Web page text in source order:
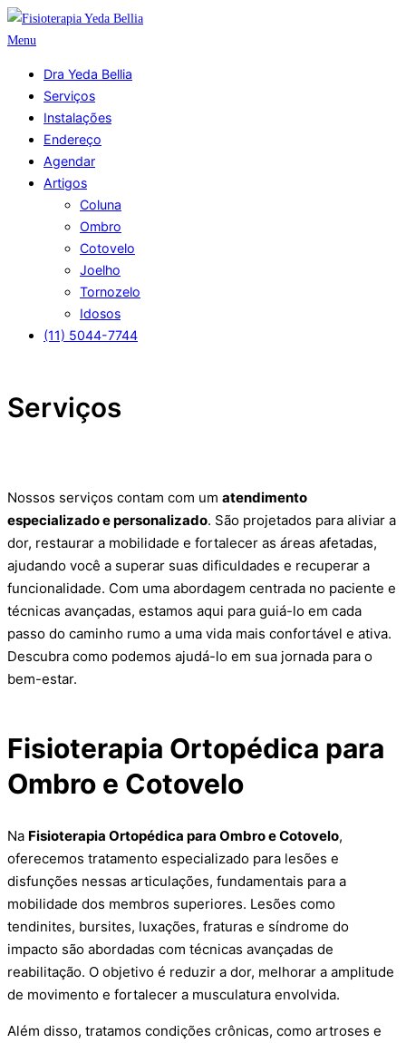
Pular
para
conteúdo
Menu
Dra Yeda Bellia
Serviços
Instalações
Endereço
Agendar
Artigos
Coluna
Ombro
Cotovelo
Joelho
Tornozelo
Idosos
(11) 5044-7744
Serviços
Nossos serviços contam com um atendimento
especializado e personalizado. São projetados para aliviar a
dor, restaurar a mobilidade e fortalecer as áreas afetadas,
ajudando você a superar suas dificuldades e recuperar a
funcionalidade. Com uma abordagem centrada no paciente e
técnicas avançadas, estamos aqui para guiá-lo em cada
passo do caminho rumo a uma vida mais confortável e ativa.
Descubra como podemos ajudá-lo em sua jornada para o
bem-estar.
Fisioterapia Ortopédica para
Ombro e Cotovelo
Na Fisioterapia Ortopédica para Ombro e Cotovelo,
oferecemos tratamento especializado para lesões e
disfunções nessas articulações, fundamentais para a
mobilidade dos membros superiores. Lesões como
tendinites, bursites, luxações, fraturas e síndrome do
impacto são abordadas com técnicas avançadas de
reabilitação. O objetivo é reduzir a dor, melhorar a amplitude
de movimento e fortalecer a musculatura envolvida.
Além disso, tratamos condições crônicas, como artroses e